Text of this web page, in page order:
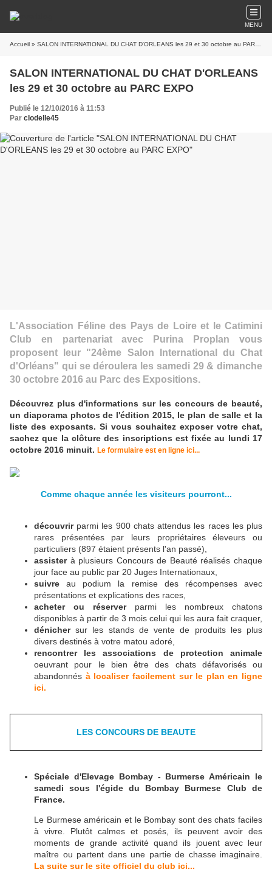
MENU
Accueil » SALON INTERNATIONAL DU CHAT D'ORLEANS les 29 et 30 octobre au PARC EXPO
SALON INTERNATIONAL DU CHAT D'ORLEANS
les 29 et 30 octobre au PARC EXPO
Publié le 12/10/2016 à 11:53
Par clodelle45
L'Association Féline des Pays de Loire et le Catimini
Club en partenariat avec Purina Proplan vous
proposent leur "24ème Salon International du Chat
d'Orléans" qui se déroulera les samedi 29 & dimanche
30 octobre 2016 au Parc des Expositions.
Découvrez plus d'informations sur les concours de beauté,
un diaporama photos de l'édition 2015, le plan de salle et la
liste des exposants. Si vous souhaitez exposer votre chat,
sachez que la clôture des inscriptions est fixée au lundi 17
octobre 2016 minuit. Le formulaire est en ligne ici...
Comme chaque année les visiteurs pourront...
découvrirparmi les 900 chats attendus les races les plus
rares présentées par leurs propriétaires éleveurs ou
particuliers (897 étaient présents l'an passé),
assister à plusieurs Concours de Beauté réalisés chaque
jour face au public par 20 Juges Internationaux,
suivre au podium la remise des récompenses avec
présentations et explications des races,
acheter ou réserverparmi les nombreux chatons
disponibles à partir de 3 mois celui qui les aura fait craquer,
dénichersur les stands de vente de produits les plus
divers destinés à votre matou adoré,
rencontrer les associations de protection animale
oeuvrant pour le bien être des chats défavorisés ou
abandonnés à localiser facilement sur le plan en ligne
ici.
LES CONCOURS DE BEAUTE
Spéciale d'Elevage Bombay - Burmerse Américain le
samedi sous l'égide du Bombay Burmese Club de
France.
Le Burmese américain et le Bombay sont des chats faciles
à vivre. Plutôt calmes et posés, ils peuvent avoir des
moments de grande activité quand ils jouent avec leur
maître ou partent dans une partie de chasse imaginaire.
La suite sur le site officiel du club ici...